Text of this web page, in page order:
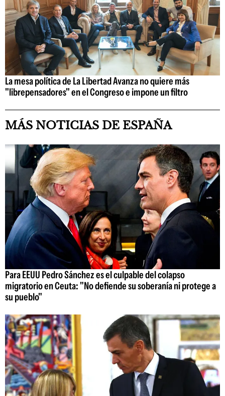
La mesa política de La Libertad Avanza no quiere más
"librepensadores" en el Congreso e impone un filtro
MÁS NOTICIAS DE ESPAÑA
Para EEUU Pedro Sánchez es el culpable del colapso
migratorio en Ceuta: "No defiende su soberanía ni protege a
su pueblo"